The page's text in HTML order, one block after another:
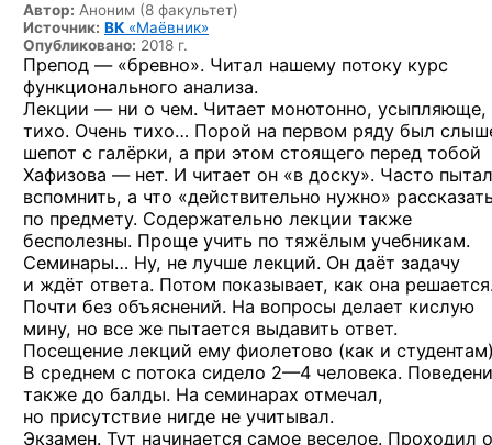
Автор: Аноним (8 факультет)
Источник: ВК «Маёвник»
Опубликовано: 2018 г.
Препод — «бревно». Читал нашему потоку курс
функционального анализа.
Лекции — ни о чем. Читает монотонно, усыпляюще,
тихо. Очень тихо… Порой на первом ряду был
шепот с галёрки, а при этом стоящего перед тобой
Хафизова — нет. И читает он «в доску». Часто
вспомнить, а что «действительно нужно»
по предмету. Содержательно лекции также
бесполезны. Проще учить по тяжёлым учебникам.
Семинары… Ну, не лучше лекций. Он даёт задачу
и ждёт ответа. Потом показывает, как она
Почти без объяснений. На вопросы делает кислую
мину, но все же пытается выдавить ответ.
Посещение лекций ему фиолетово (как и
В среднем с потока сидело 2—4 человека.
также до балды. На семинарах отмечал,
но присутствие нигде не учитывал.
Экзамен. Тут начинается самое веселое. Проходил